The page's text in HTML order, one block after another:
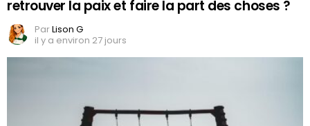
retrouver la paix et faire la part des choses ?
ParLison G
il y a environ 27 jours